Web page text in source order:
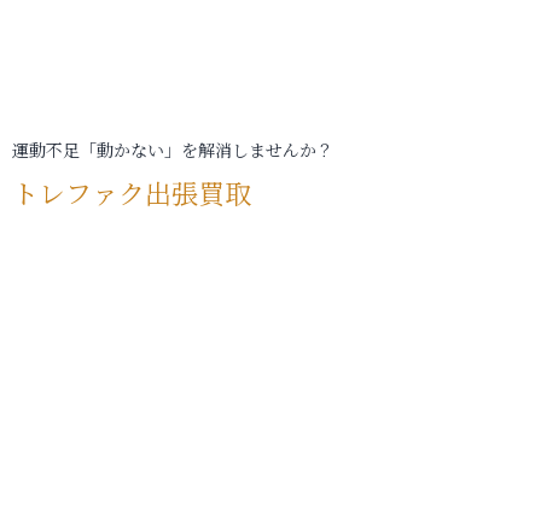
運動不足「動かない」を解消しませんか？
トレファク出張買取